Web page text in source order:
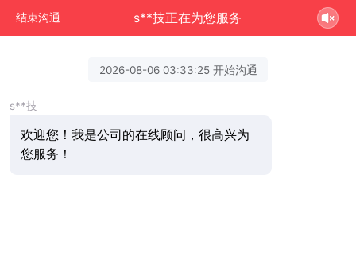
结束沟通 s**技正在为您服务
2026-08-06 03:33:25 开始沟通
s**技
欢迎您！我是公司的在线顾问，很高兴为
您服务！